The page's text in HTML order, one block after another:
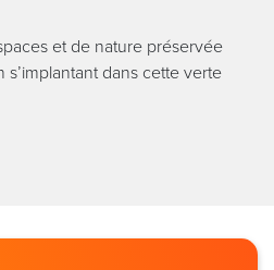
et de nature préservée
dans cette verte